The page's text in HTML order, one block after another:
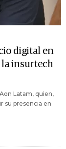
digital en
insurtech
Latam, quien,
su presencia en